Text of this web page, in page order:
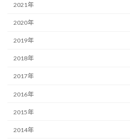
2021年
2020年
2019年
2018年
2017年
2016年
2015年
2014年